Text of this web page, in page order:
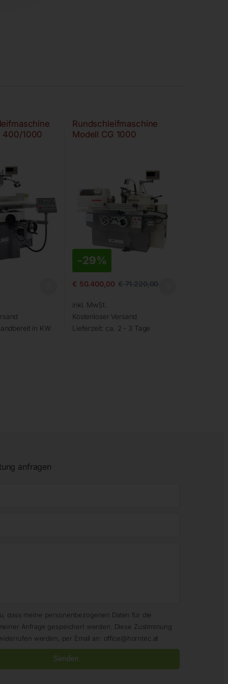
400/1000
in KW
Rundschleifmaschine
Modell CG 1000
-29%
€ 50.400,00 €71.220,00
inkl. MwSt.
Kostenloser Versand
Lieferzeit: ca. 2 - 3 Tage
anfragen
dass meine personenbezogenen Daten für die
Anfrage gespeichert werden. Diese Zustimmung
werden, per Email an: office@horntec.at
Senden